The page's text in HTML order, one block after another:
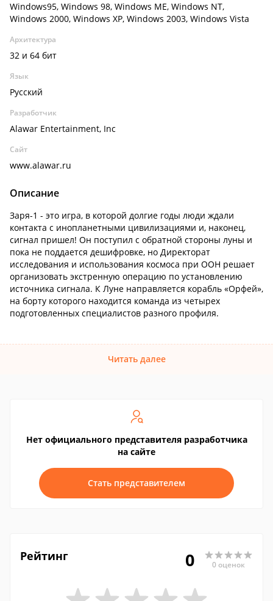
Windows95, Windows 98, Windows ME, Windows NT,
Windows 2000, Windows XP, Windows 2003, Windows Vista
Архитектура
32 и 64 бит
Язык
Русский
Разработчик
Alawar Entertainment, Inc
Сайт
www.alawar.ru
Описание
Заря-1 - это игра, в которой долгие годы люди ждали
контакта с инопланетными цивилизациями и, наконец,
сигнал пришел! Он поступил с обратной стороны луны и
пока не поддается дешифровке, но Директорат
исследования и использования космоса при ООН решает
организовать экстренную операцию по установлению
источника сигнала. К Луне направляется корабль «Орфей»,
на борту которого находится команда из четырех
подготовленных специалистов разного профиля.
Читать далее
Нет официального представителя разработчика
на сайте
Стать представителем
Рейтинг 0 0 оценок